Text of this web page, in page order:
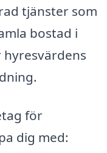
tjänster som
bostad i
för
dig med: